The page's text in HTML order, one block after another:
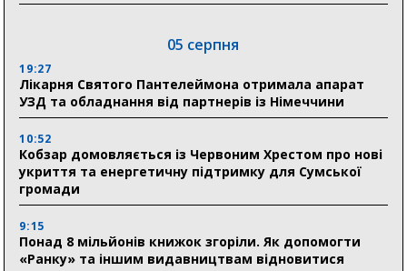
05 серпня
19:27
Лікарня Святого Пантелеймона отримала апарат
УЗД та обладнання від партнерів із Німеччини
10:52
Кобзар домовляється із Червоним Хрестом про нові
укриття та енергетичну підтримку для Сумської
громади
9:15
Понад 8 мільйонів книжок згоріли. Як допомогти
«Ранку» та іншим видавництвам відновитися